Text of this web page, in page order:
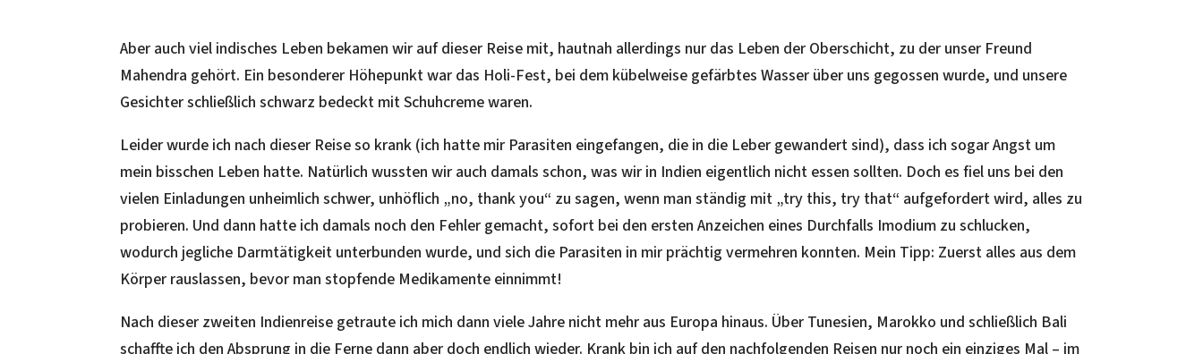
Aber auch viel indisches Leben bekamen wir auf dieser Reise mit, hautnah allerdings nur das Leben der Oberschicht, zu der unser Freund
Mahendra gehört. Ein besonderer Höhepunkt war das Holi-Fest, bei dem kübelweise gefärbtes Wasser über uns gegossen wurde, und unsere
Gesichter schließlich schwarz bedeckt mit Schuhcreme waren.
Leider wurde ich nach dieser Reise so krank (ich hatte mir Parasiten eingefangen, die in die Leber gewandert sind), dass ich sogar Angst um
mein bisschen Leben hatte. Natürlich wussten wir auch damals schon, was wir in Indien eigentlich nicht essen sollten. Doch es fiel uns bei den
vielen Einladungen unheimlich schwer, unhöflich „no, thank you“ zu sagen, wenn man ständig mit „try this, try that“ aufgefordert wird, alles zu
probieren. Und dann hatte ich damals noch den Fehler gemacht, sofort bei den ersten Anzeichen eines Durchfalls Imodium zu schlucken,
wodurch jegliche Darmtätigkeit unterbunden wurde, und sich die Parasiten in mir prächtig vermehren konnten. Mein Tipp: Zuerst alles aus dem
Körper rauslassen, bevor man stopfende Medikamente einnimmt!
Nach dieser zweiten Indienreise getraute ich mich dann viele Jahre nicht mehr aus Europa hinaus. Über Tunesien, Marokko und schließlich Bali
schaffte ich den Absprung in die Ferne dann aber doch endlich wieder. Krank bin ich auf den nachfolgenden Reisen nur noch ein einziges Mal – im